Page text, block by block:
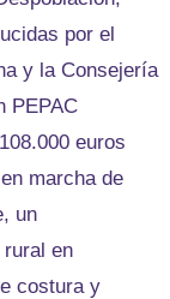
por el
y la Consejería
PEPAC
euros
marcha de
un
rural en
costura y